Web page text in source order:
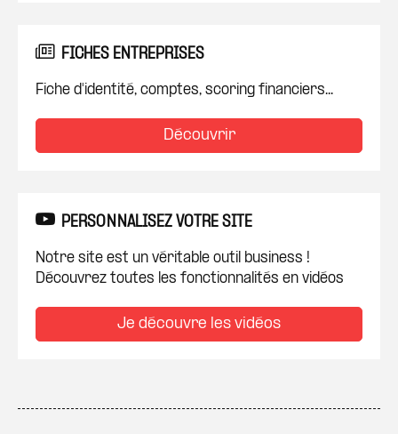
FICHES ENTREPRISES
Fiche d'identité, comptes, scoring financiers...
Découvrir
PERSONNALISEZ VOTRE SITE
Notre site est un véritable outil business !
Découvrez toutes les fonctionnalités en vidéos
Je découvre les vidéos